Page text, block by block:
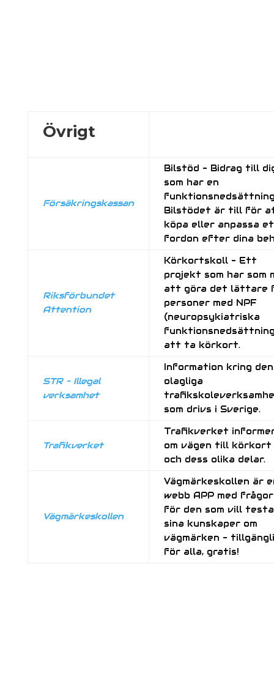
Övrigt
Försäkringskassan
Bilstöd – Bidrag till
som har en
Bilstödet är till för
köpa eller anpassa
fordon efter dina
Riksförbundet
Attention
Körkortskoll – Ett
projekt som har som
att göra det lättare
personer med NPF
(neuropsykiatriska
att ta körkort.
STR – Illegal
verksamhet
Information kring den
olagliga
som drivs i Sverige.
Trafikverket
Trafikverket
om vägen till körkort
och dess olika delar.
Vägmärkeskollen
Vägmärkeskollen är
webb APP med frågor
för den som vill testa
sina kunskaper om
vägmärken –
för alla, gratis!